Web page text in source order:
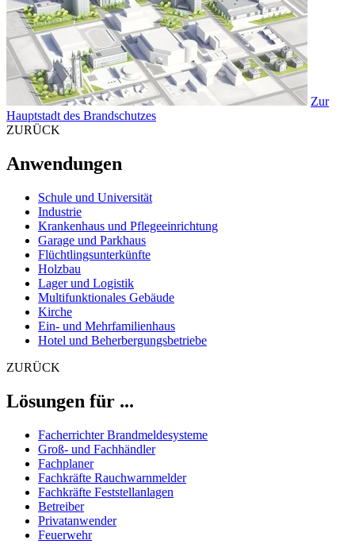
Zur
Hauptstadt des Brandschutzes
ZURÜCK
Anwendungen
Schule und Universität
Industrie
Krankenhaus und Pflegeeinrichtung
Garage und Parkhaus
Flüchtlingsunterkünfte
Holzbau
Lager und Logistik
Multifunktionales Gebäude
Kirche
Ein- und Mehrfamilienhaus
Hotel und Beherbergungsbetriebe
ZURÜCK
Lösungen für ...
Facherrichter Brandmeldesysteme
Groß- und Fachhändler
Fachplaner
Fachkräfte Rauchwarnmelder
Fachkräfte Feststellanlagen
Betreiber
Privatanwender
Feuerwehr